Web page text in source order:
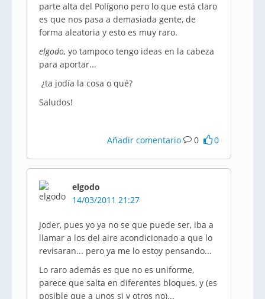
parte alta del Polígono pero lo que está claro
es que nos pasa a demasiada gente, de
forma aleatoria y esto es muy raro.
elgodo, yo tampoco tengo ideas en la cabeza
para aportar...
¿ta jodía la cosa o qué?
Saludos!
Añadir comentario 0 0
elgodo
14/03/2011 21:27
Joder, pues yo ya no se que puede ser, iba a
llamar a los del aire acondicionado a que lo
revisaran... pero ya me lo estoy pensando...
Lo raro además es que no es uniforme,
parece que salta en diferentes bloques, y (es
posible que a unos si y otros no)...